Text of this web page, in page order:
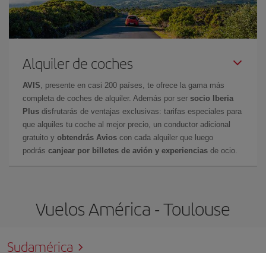
Alquiler de coches
AVIS , presente en casi 200 países, te ofrece la gama más
completa de coches de alquiler. Además por ser socio Iberia
Plus disfrutarás de ventajas exclusivas: tarifas especiales para
que alquiles tu coche al mejor precio, un conductor adicional
gratuito y obtendrás Avios con cada alquiler que luego
podrás canjear por billetes de avión y experiencias de ocio.
Vuelos América - Toulouse
Sudamérica